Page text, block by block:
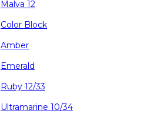
Malva 12
Color Block
Amber
Emerald
Ruby 12/33
Ultramarine 10/34